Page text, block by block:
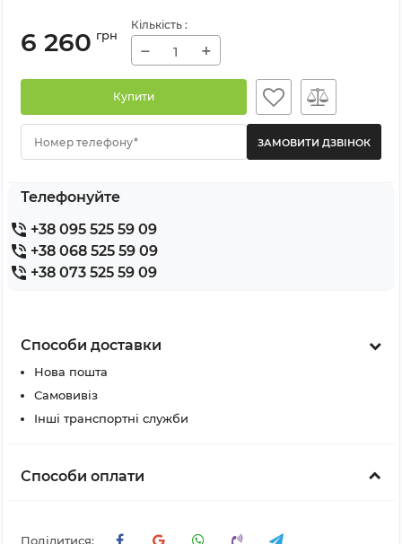
6 260 грн
Кількість :
− +
Купити
Номер телефону*
Телефонуйте
+38 095 525 59 09
+38 068 525 59 09
+38 073 525 59 09
Способи доставки
Нова пошта
Самовивіз
Інші транспортні служби
Способи оплати
Поділитися: